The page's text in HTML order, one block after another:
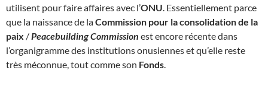
utilisent pour faire affaires avec l’ONU. Essentiellement parce
que la naissance de laCommission pour la consolidation de la
paix /Peacebuilding Commission est encore récente dans
l’organigramme des institutions onusiennes et qu’elle reste
très méconnue, tout comme son Fonds.